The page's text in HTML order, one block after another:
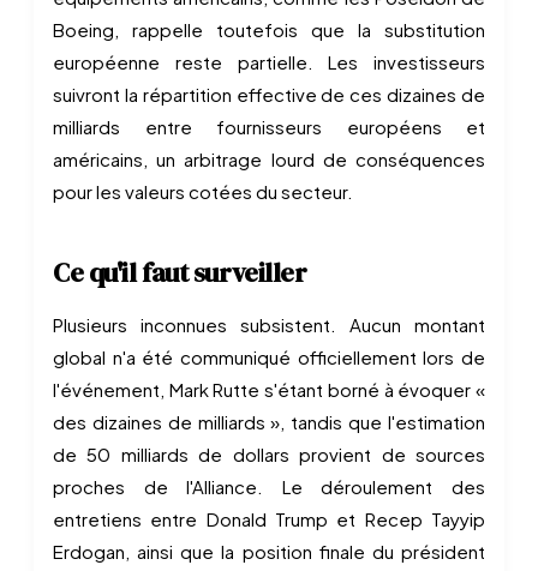
Boeing, rappelle toutefois que la substitution
européenne reste partielle. Les investisseurs
suivront la répartition effective de ces dizaines de
milliards entre fournisseurs européens et
américains, un arbitrage lourd de conséquences
pour les valeurs cotées du secteur.
Ce qu'il faut surveiller
Plusieurs inconnues subsistent. Aucun montant
global n'a été communiqué officiellement lors de
l'événement, Mark Rutte s'étant borné à évoquer «
des dizaines de milliards », tandis que l'estimation
de 50 milliards de dollars provient de sources
proches de l'Alliance. Le déroulement des
entretiens entre Donald Trump et Recep Tayyip
Erdogan, ainsi que la position finale du président